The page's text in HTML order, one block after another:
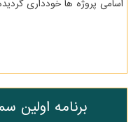
اسامی پروژه ها خودداری
برنامه اولین